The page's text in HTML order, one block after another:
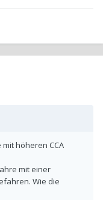
höheren CCA
mit einer
Wie die